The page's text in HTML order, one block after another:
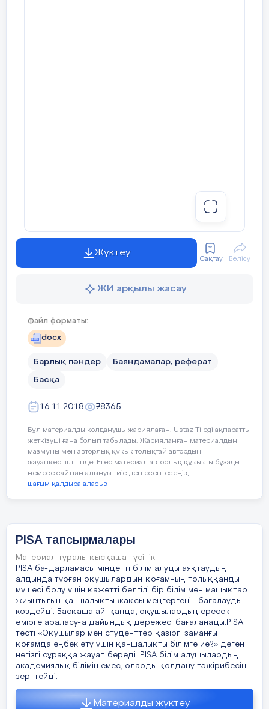
Жүктеу
Сақтау Бөлісу
ЖИ арқылы жасау
Файл форматы:
docx
Барлық пәндер Баяндамалар, реферат
Басқа
16.11.2018 78365
Бұл материалды қолданушы жариялаған. Ustaz Tilegi ақпаратты
жеткізуші ғана болып табылады. Жарияланған материалдың
мазмұны мен авторлық құқық толықтай автордың
жауапкершілігінде. Егер материал авторлық құқықты бұзады
немесе сайттан алынуы тиіс деп есептесеңіз,
шағым қалдыра аласыз
PISA тапсырмалары
Материал туралы қысқаша түсінік
PISA бағдарламасы міндетті білім алуды аяқтаудың
алдында тұрған оқушылардың қоғамның толыққанды
мүшесі болу үшін қажетті белгілі бір білім мен машықтар
жиынтығын қаншалықты жақсы меңгергенін бағалауды
көздейді. Басқаша айтқанда, оқушылардың ересек
өмірге араласуға дайындық дәрежесі бағаланады.PISA
тесті «Оқушылар мен студенттер қазіргі заманғы
қоғамда еңбек ету үшін қаншалықты білімге ие?» деген
негізгі сұраққа жауап береді. PISA білім алушылардың
академиялық білімін емес, оларды қолдану тәжірибесін
зерттейді.
Материалды жүктеу